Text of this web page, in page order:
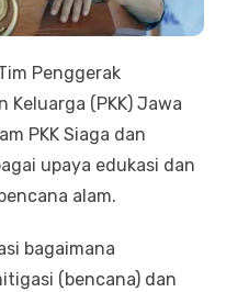
Penggerak
Keluarga (PKK) Jawa
PKK Siaga dan
upaya edukasi dan
alam.
bagaimana
(bencana) dan